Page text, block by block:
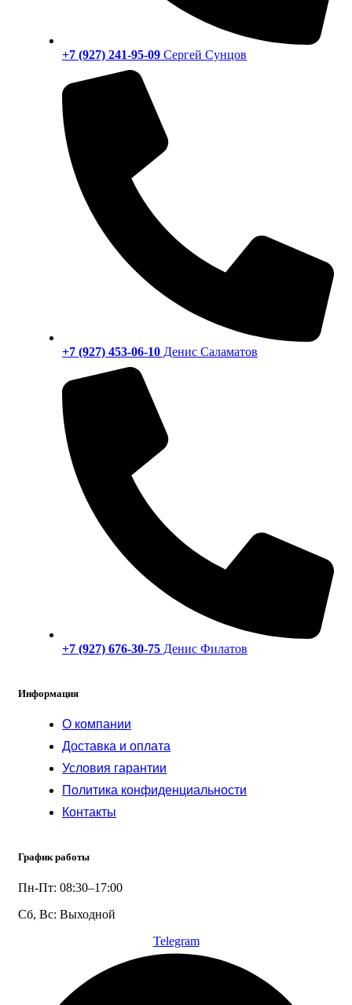
+7 (927) 241-95-09 Сергей Сунцов
+7 (927) 453-06-10 Денис Саламатов
+7 (927) 676-30-75 Денис Филатов
Информация
О компании
Доставка и оплата
Условия гарантии
Политика конфиденциальности
Контакты
График работы
Пн-Пт: 08:30–17:00
Сб, Вс: Выходной
Telegram